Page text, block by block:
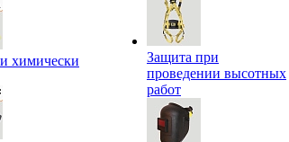
химически
Защита при
проведении высотных
работ